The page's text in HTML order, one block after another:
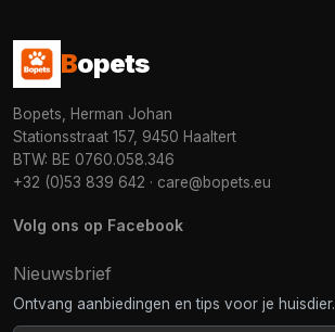
Bopets
Bopets, Herman Johan
Stationsstraat 157, 9450 Haaltert
BTW: BE 0760.058.346
+32 (0)53 839 642 · care@bopets.eu
Volg ons op Facebook
Nieuwsbrief
Ontvang aanbiedingen en tips voor je huisdier.